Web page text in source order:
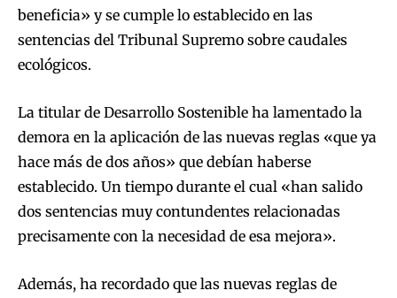
beneficia» y se cumple lo establecido en las
sentencias del Tribunal Supremo sobre caudales
ecológicos.
La titular de Desarrollo Sostenible ha lamentado la
demora en la aplicación de las nuevas reglas «que ya
hace más de dos años» que debían haberse
establecido. Un tiempo durante el cual «han salido
dos sentencias muy contundentes relacionadas
precisamente con la necesidad de esa mejora».
Además, ha recordado que las nuevas reglas de